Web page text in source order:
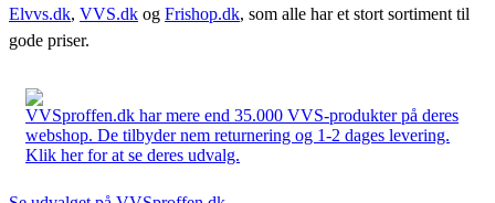
Elvvs.dk, VVS.dk og Frishop.dk, som alle har et stort sortiment til
gode priser.
VVSproffen.dk har mere end 35.000 VVS-produkter på deres
webshop. De tilbyder nem returnering og 1-2 dages levering.
Klik her for at se deres udvalg.